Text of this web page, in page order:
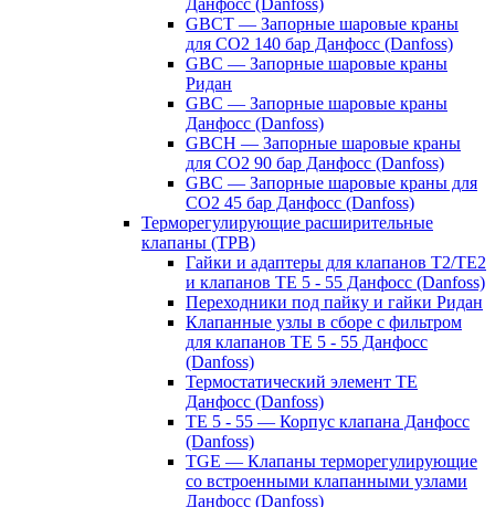
Данфосс (Danfoss)
GBCT — Запорные шаровые краны
для CO2 140 бар Данфосс (Danfoss)
GBC — Запорные шаровые краны
Ридан
GBC — Запорные шаровые краны
Данфосс (Danfoss)
GBCH — Запорные шаровые краны
для CO2 90 бар Данфосс (Danfoss)
GBC — Запорные шаровые краны для
CO2 45 бар Данфосс (Danfoss)
Терморегулирующие расширительные
клапаны (ТРВ)
Гайки и адаптеры для клапанов T2/TE2
и клапанов TE 5 - 55 Данфосс (Danfoss)
Переходники под пайку и гайки Ридан
Клапанные узлы в сборе с фильтром
для клапанов TE 5 - 55 Данфосс
(Danfoss)
Термостатический элемент TE
Данфосс (Danfoss)
TE 5 - 55 — Корпус клапана Данфосс
(Danfoss)
TGE — Клапаны терморегулирующие
со встроенными клапанными узлами
Данфосс (Danfoss)